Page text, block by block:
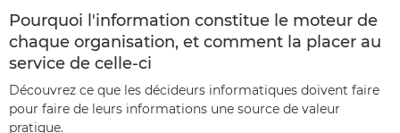
Pourquoi l'information constitue le moteur de
chaque organisation, et comment la placer au
service de celle-ci
Découvrez ce que les décideurs informatiques doivent faire
pour faire de leurs informations une source de valeur
pratique.